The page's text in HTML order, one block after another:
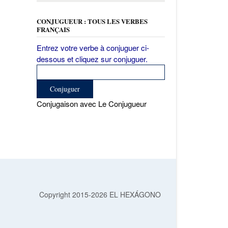
CONJUGUEUR : TOUS LES VERBES
FRANÇAIS
Entrez votre verbe à conjuguer ci-
dessous et cliquez sur conjuguer.
Conjugaison avec Le Conjugueur
Copyright 2015-2026 EL HEXÁGONO